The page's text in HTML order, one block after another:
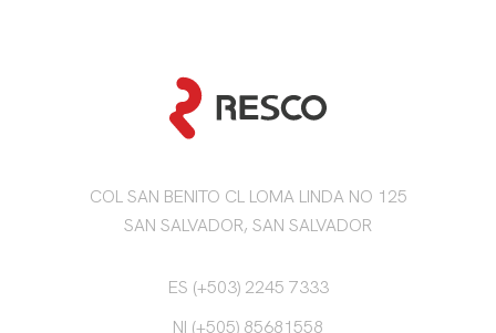
COL SAN BENITO CL LOMA LINDA NO 125
SAN SALVADOR, SAN SALVADOR
ES (+503) 2245 7333
NI (+505) 85681558